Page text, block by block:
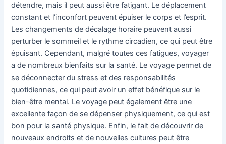
détendre, mais il peut aussi être fatigant. Le déplacement
constant et l’inconfort peuvent épuiser le corps et l’esprit.
Les changements de décalage horaire peuvent aussi
perturber le sommeil et le rythme circadien, ce qui peut être
épuisant. Cependant, malgré toutes ces fatigues, voyager
a de nombreux bienfaits sur la santé. Le voyage permet de
se déconnecter du stress et des responsabilités
quotidiennes, ce qui peut avoir un effet bénéfique sur le
bien-être mental. Le voyage peut également être une
excellente façon de se dépenser physiquement, ce qui est
bon pour la santé physique. Enfin, le fait de découvrir de
nouveaux endroits et de nouvelles cultures peut être